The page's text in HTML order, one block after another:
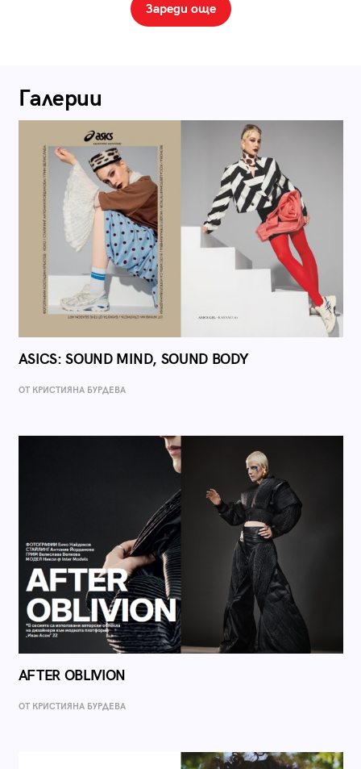
Зареди още
Галерии
ASICS: SOUND MIND, SOUND BODY
ОТ КРИСТИЯНА БУРДЕВА
AFTER OBLIVION
ОТ КРИСТИЯНА БУРДЕВА